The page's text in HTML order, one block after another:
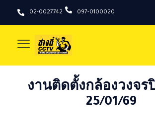
02-0027742 097-0100020
งานติดตั้งกล้องวงจร
25/01/69